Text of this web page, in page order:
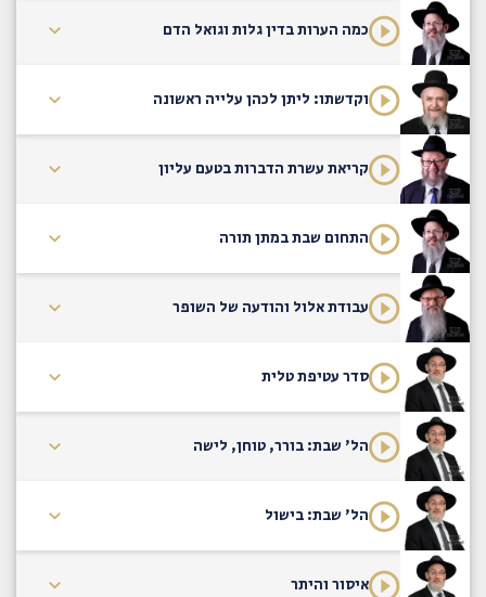
כמה הערות בדין גלות וגואל הדם
וקדשתו: ליתן לכהן עלייה ראשונה
קריאת עשרת הדברות בטעם עליון
התחום שבת במתן תורה
עבודת אלול והודעה של השופר
סדר עטיפת טלית
הל' שבת: בורר, טוחן, לישה
הל' שבת: בישול
איסור והיתר